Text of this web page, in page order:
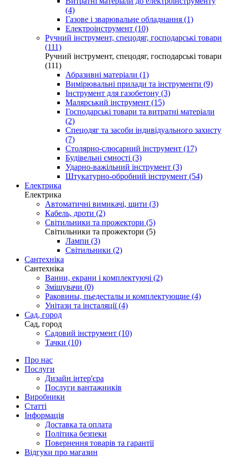
(4)
Газове і зварювальне обладнання (1)
Електроінструмент (10)
Ручний інструмент, спецодяг, господарські товари
(111)
Ручний інструмент, спецодяг, господарські товари
(111)
Абразивні матеріали (1)
Вимірювальні прилади та інструменти (9)
Інструмент для газобетону (3)
Малярський інструмент (15)
Господарські товари та витратні матеріали
(2)
Спецодяг та засоби індивідуального захисту
(7)
Столярно-слюсарний інструмент (17)
Будівельні ємності (3)
Ударно-важільний інструмент (3)
Штукатурно-обробний інструмент (54)
Електрика
Електрика
Автоматичні вимикачі, щити (3)
Кабель, дроти (2)
Світильники та прожектори (5)
Світильники та прожектори (5)
Лампи (3)
Світильники (2)
Сантехніка
Сантехніка
Ванни, екрани і комплектуючі (2)
Змішувачи (0)
Раковины, пьедесталы и комплектующие (4)
Унітази та інсталяції (4)
Сад, город
Сад, город
Садовий інструмент (10)
Тачки (10)
Про нас
Послуги
Дизайн інтер'єра
Послуги вантажників
Виробники
Статті
Інформація
Доставка та оплата
Політика безпеки
Повернення товарів та гарантії
Відгуки про магазин